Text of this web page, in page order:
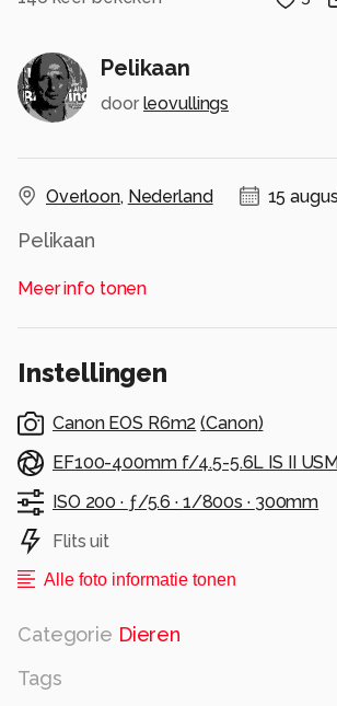
Pelikaan
door leovullings
Overloon, Nederland 15
Pelikaan
Alle rechten voorbehouden
Meer info tonen
Instellingen
Canon EOS R6m2 (Canon)
EF100-400mm f/4.5-5.6L IS II USM
ISO 200 · ƒ/5.6 · 1/800s · 300mm
Flits uit
Alle foto informatie tonen
Categorie Dieren
Tags